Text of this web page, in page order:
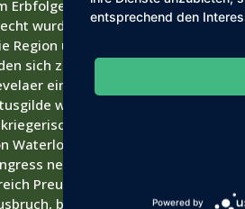
Erbfolgekrieg. Im Jahr 1703 wurde
wurde unsere Region erstmals
Region und die Bruderschaften
sich zahlreiche Urkunden und
einmarschierten. In der
war betroffen und verlor
Auseinandersetzung
Waterloo ein Ende. Napoleon
neu gezeichnet. Es entstand
Preußen. Kevelaer fiel
bei dem so viel Asche
entsprechend den
Powered by